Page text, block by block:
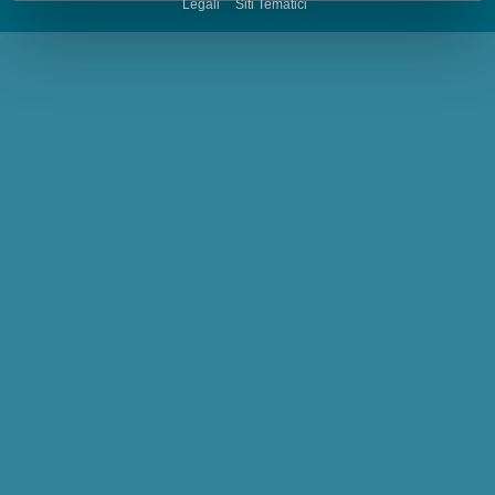
Legali
Siti Tematici